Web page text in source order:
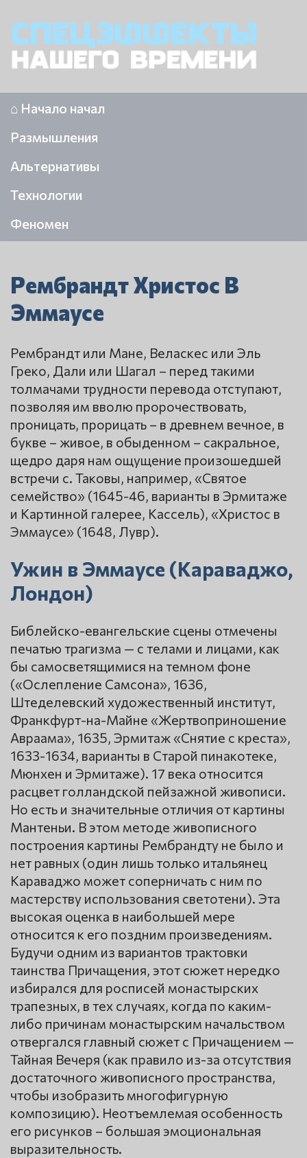
⌂ Начало начал
Размышления
Альтернативы
Технологии
Феномен
Рембрандт Христос В
Эммаусе
Рембрандт или Мане, Веласкес или Эль
Греко, Дали или Шагал – перед такими
толмачами трудности перевода отступают,
позволяя им вволю пророчествовать,
проницать, прорицать – в древнем вечное, в
букве – живое, в обыденном – сакральное,
щедро даря нам ощущение произошедшей
встречи с. Таковы, например, «Святое
семейство» (1645-46, варианты в Эрмитаже
и Картинной галерее, Кассель), «Христос в
Эммаусе» (1648, Лувр).
Ужин в Эммаусе (Караваджо,
Лондон)
Библейско-евангельские сцены отмечены
печатью трагизма — с телами и лицами, как
бы самосветящимися на темном фоне
(«Ослепление Самсона», 1636,
Штеделевский художественный институт,
Франкфурт-на-Майне «Жертвоприношение
Авраама», 1635, Эрмитаж «Снятие с креста»,
1633-1634, варианты в Старой пинакотеке,
Мюнхен и Эрмитаже). 17 века относится
расцвет голландской пейзажной живописи.
Но есть и значительные отличия от картины
Мантеньи. В этом методе живописного
построения картины Рембрандту не было и
нет равных (один лишь только итальянец
Караваджо может соперничать с ним по
мастерству использования светотени). Эта
высокая оценка в наибольшей мере
относится к его поздним произведениям.
Будучи одним из вариантов трактовки
таинства Причащения, этот сюжет нередко
избирался для росписей монастырских
трапезных, в тех случаях, когда по каким-
либо причинам монастырским начальством
отвергался главный сюжет с Причащением —
Тайная Вечеря (как правило из-за отсутствия
достаточного живописного пространства,
чтобы изобразить многофигурную
композицию). Неотъемлемая особенность
его рисунков – большая эмоциональная
выразительность.